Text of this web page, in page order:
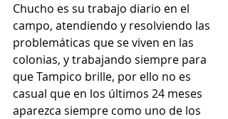
Chucho es su trabajo diario en el
campo, atendiendo y resolviendo las
problemáticas que se viven en las
colonias, y trabajando siempre para
que Tampico brille, por ello no es
casual que en los últimos 24 meses
aparezca siempre como uno de los